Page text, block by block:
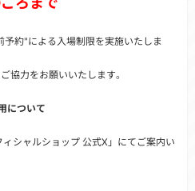
約"による入場制限を実施いたしま
協力をお願いいたします。
について
シャルショップ 公式X」にてご案内い